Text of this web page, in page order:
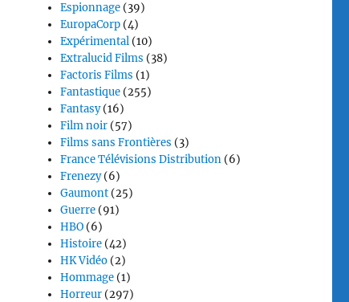
Espionnage (39)
EuropaCorp (4)
Expérimental (10)
Extralucid Films (38)
Factoris Films (1)
Fantastique (255)
Fantasy(16)
Film noir (57)
Films sans Frontières (3)
France Télévisions Distribution (6)
Frenezy(6)
Gaumont (25)
Guerre (91)
HBO (6)
Histoire (42)
HK Vidéo (2)
Hommage (1)
Horreur (297)